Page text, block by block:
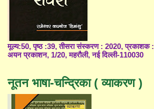
मूल्य:50, पृष्ठ :39, तीसरा संस्करण : 2020, प्रकाशक :
अयन प्रकाशन, 1/20, महरौली, नई दिल्ली-110030
नूतन भाषा-चन्द्रिका ( व्याकरण )